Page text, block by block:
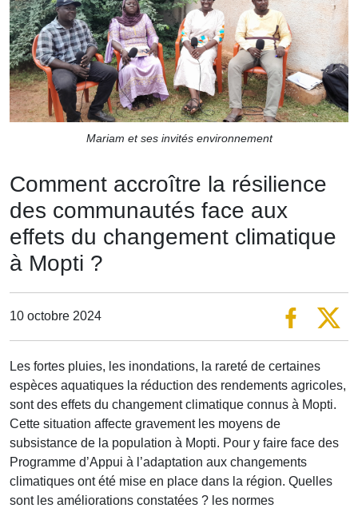
Mariam et ses invités environnement
Comment accroître la résilience
des communautés face aux
effets du changement climatique
à Mopti ?
10 octobre 2024
Les fortes pluies, les inondations, la rareté de certaines
espèces aquatiques la réduction des rendements agricoles,
sont des effets du changement climatique connus à Mopti.
Cette situation affecte gravement les moyens de
subsistance de la population à Mopti. Pour y faire face des
Programme d’Appui à l’adaptation aux changements
climatiques ont été mise en place dans la région. Quelles
sont les améliorations constatées ? les normes